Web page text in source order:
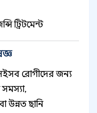
ট্রিটমেন্ট
রোগীদের জন্য
উন্নত ছানি